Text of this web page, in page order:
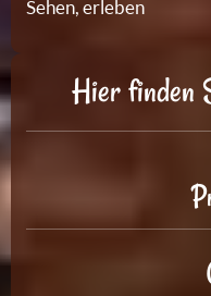
Sehen, erleben
Hier finden